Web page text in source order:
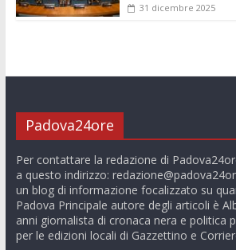
31 dicembre 2025
Padova24ore
Per contattare la redazione di
a questo indirizzo:
un blog di informazione focalizzato su
Padova Principale autore degli articoli è
anni giornalista di cronaca nera e politica
per le edizioni locali di Gazzettino e